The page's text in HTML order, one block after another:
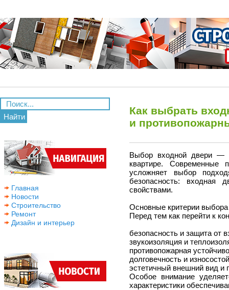
Найти
Главная
Новости
Строительство
Ремонт
Дизайн и интерьер
Как выбрать
и
Выбор входной двери —
квартире. Современные
усложняет выбор
безопасность: входная
свойствами.
Основные критерии
Перед тем как перейти к
безопасность и защита от
звукоизоляция и
противопожарная
долговечность и
эстетичный внешний вид и
Особое внимание
характеристики